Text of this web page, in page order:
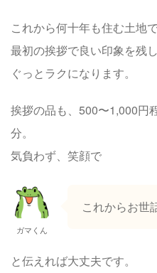
これから何十年も住む土地で
最初の挨拶で良い印象を残
ぐっとラクになります。
挨拶の品も、500〜1,000円
分。
気負わず、笑顔で
ガマくん
これからお世
と伝えれば大丈夫です。